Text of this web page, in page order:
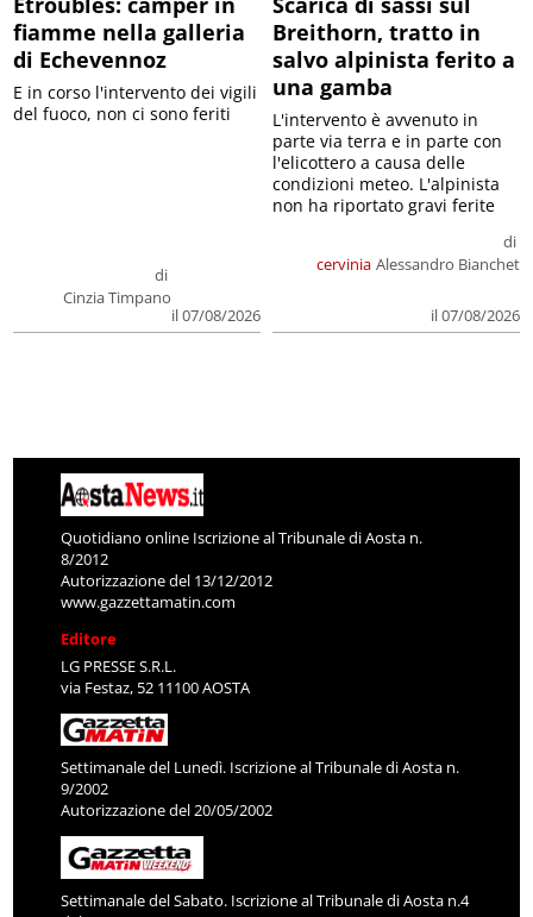
fiamme nella galleria
di Echevennoz
di
Cinzia Timpano
il 07/08/2026
E in corso l'intervento dei vigili
del fuoco, non ci sono feriti
Breithorn, tratto in
salvo alpinista ferito a
una gamba
cervinia
di
Alessandro Bianchet
il 07/08/2026
L'intervento è avvenuto in
parte via terra e in parte con
l'elicottero a causa delle
condizioni meteo. L'alpinista
non ha riportato gravi ferite
Quotidiano online Iscrizione al Tribunale di Aosta n.
8/2012
Autorizzazione del 13/12/2012
www.gazzettamatin.com
Editore
LG PRESSE S.R.L.
via Festaz, 52 11100 AOSTA
Settimanale del Lunedì. Iscrizione al Tribunale di Aosta n.
9/2002
Autorizzazione del 20/05/2002
Settimanale del Sabato. Iscrizione al Tribunale di Aosta n.4